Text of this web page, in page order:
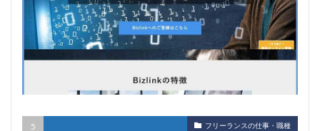
フリーランスの仕事・職種